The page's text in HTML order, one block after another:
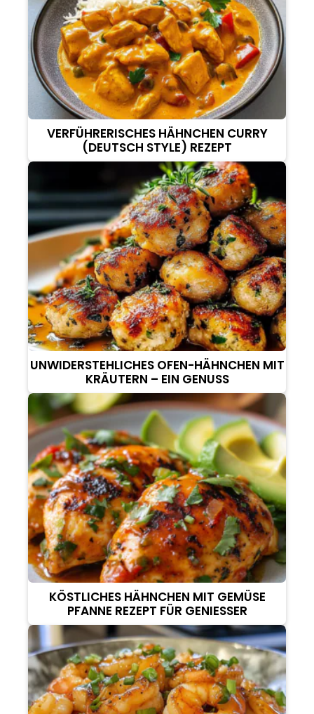
VERFÜHRERISCHES HÄHNCHEN CURRY
(DEUTSCH STYLE) REZEPT
UNWIDERSTEHLICHES OFEN-HÄHNCHEN MIT
KRÄUTERN – EIN GENUSS
KÖSTLICHES HÄHNCHEN MIT GEMÜSE
PFANNE REZEPT FÜR GENIESSER